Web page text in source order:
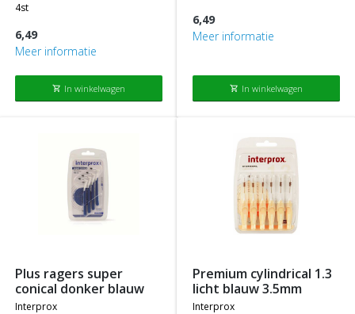
4st
6,49
Meer informatie
shopping_cart In winkelwagen
6,49
Meer informatie
shopping_cart In winkelwagen
plus ragers super
conical donker blauw
interprox
premium cylindrical 1.3
licht blauw 3.5mm
interprox